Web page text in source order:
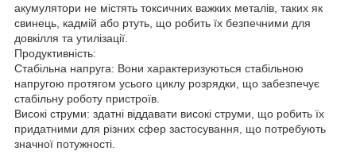
акумулятори не містять токсичних важких металів, таких як
свинець, кадмій або ртуть, що робить їх безпечними для
довкілля та утилізації.
Продуктивність:
Стабільна напруга: Вони характеризуються стабільною
напругою протягом усього циклу розрядки, що забезпечує
стабільну роботу пристроїв.
Високі струми: здатні віддавати високі струми, що робить їх
придатними для різних сфер застосування, що потребують
значної потужності.